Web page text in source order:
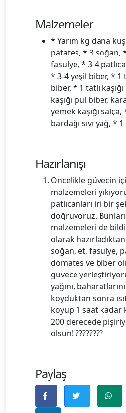
Malzemeler
* Yarım kg dana
patates, * 3 soğan,
fasulye, * 3-4
* 3-4 yeşil biber, * 1
biber, * 1 tatlı
kaşığı pul biber,
yemek kaşığı salça,
bardağı sıvı yağ, *
Hazırlanışı
Öncelikle güvecin
malzemeleri
patlıcanları iri bir
doğruyoruz.
malzemeleri de
olarak
soğan, et, fasulye,
domates ve biber
güvece
yağını,
koyduktan sonra
koyup 1 saat
200 derecede
olsun! ????????
Paylaş